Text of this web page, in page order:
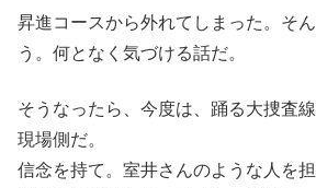
昇進コースから外れてしまった。そ
う。何となく気づける話だ。
そうなったら、今度は、踊る大捜査
現場側だ。
信念を持て。室井さんのような人を